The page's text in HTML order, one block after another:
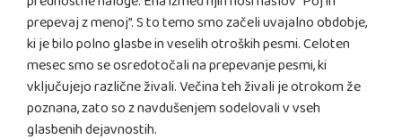
prepevaj z menoj”. S to temo smo začeli uvajalno obdobje,
ki je bilo polno glasbe in veselih otroških pesmi. Celoten
mesec smo se osredotočali na prepevanje pesmi, ki
vključujejo različne živali. Večina teh živali je otrokom že
poznana, zato so z navdušenjem sodelovali v vseh
glasbenih dejavnostih.